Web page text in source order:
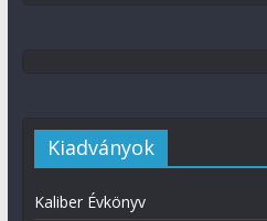
Kiadványok
Kaliber Évkönyv